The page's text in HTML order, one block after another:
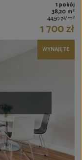
1 pokój
38,20 m2
44,50 zł/m2
1 700 zł
WYNAJĘTE